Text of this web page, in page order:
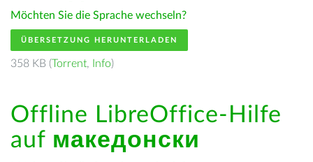
Möchten Sie die Sprache wechseln?
ÜBERSETZUNG HERUNTERLADEN
358 KB (Torrent, Info)
Offline LibreOffice-Hilfe
auf македонски